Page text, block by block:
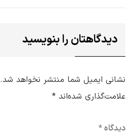
دیدگاهتان را بنویسید
نشانی ایمیل شما منتشر نخواهد شد.
علامت‌گذاری شده‌اند *
دیدگاه*